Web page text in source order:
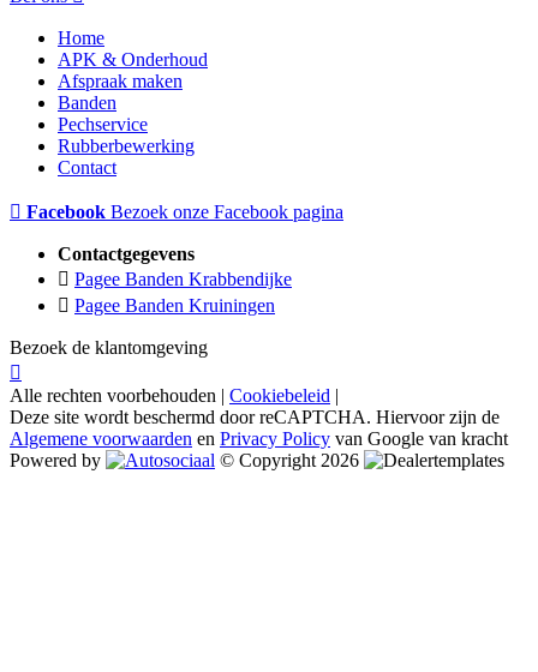
Home
APK & Onderhoud
Afspraak maken
Banden
Pechservice
Rubberbewerking
Contact
Facebook Bezoek onze Facebook pagina
Contactgegevens
Pagee Banden Krabbendijke
Pagee Banden Kruiningen
Bezoek de klantomgeving
Alle rechten voorbehouden | Cookiebeleid |
Deze site wordt beschermd door reCAPTCHA. Hiervoor zijn de
Algemene voorwaarden en Privacy Policy van Google van kracht
Powered by
© Copyright 2026